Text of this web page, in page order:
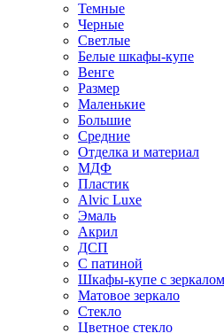
Темные
Черные
Светлые
Белые шкафы-купе
Венге
Размер
Маленькие
Большие
Средние
Отделка и материал
МДФ
Пластик
Alvic Luxe
Эмаль
Акрил
ДСП
С патиной
Шкафы-купе с зеркалом
Матовое зеркало
Стекло
Цветное стекло